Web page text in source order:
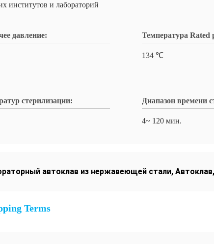
институтов и лабораторий
давление: Температура Rated
134 ℃
стерилизации: Диапазон времени
4~ 120 мин.
автоклав из нержавеющей стали, Автоклав,
Terms